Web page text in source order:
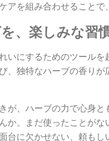
アを組み合わせること
、楽しみな習
いにするためのツール
、独特なハーブの香り
が、ハーブの力で心身
か。まだ使ったことが
台に欠かせない、頼もし